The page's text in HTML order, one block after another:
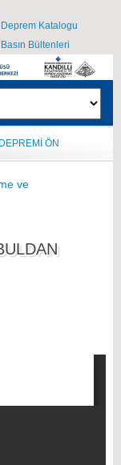
Katalogu
Basın Bültenleri
ÖN
ve